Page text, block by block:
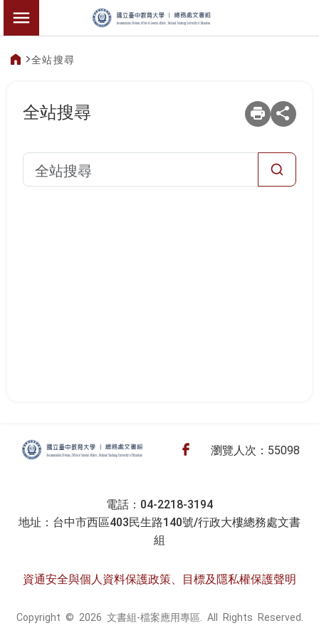
切換選單
全站搜尋
全站搜尋
瀏覽人次：55098
文書組-檔案應用專區
Facebook
電話：04-2218-3194
地址：台中市西區403民生路140號/行政大樓總務處文書
組
資通安全與個人資料保護政策、目標及隱私權保護聲明
Copyright © 2026 文書組-檔案應用專區. All Rights Reserved.